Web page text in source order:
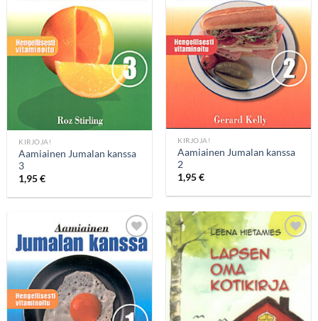
KIRJOJA!
Aamiainen Jumalan kanssa
3
1,95€
KIRJOJA!
Aamiainen Jumalan kanssa
2
1,95€
Add to